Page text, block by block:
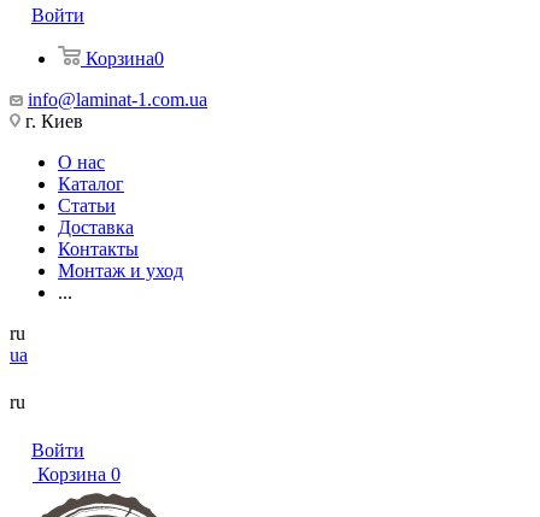
Войти
Корзина0
info@laminat-1.com.ua
г. Киев
О нас
Каталог
Статьи
Доставка
Контакты
Монтаж и уход
...
ru
ua
ru
Войти
Корзина 0